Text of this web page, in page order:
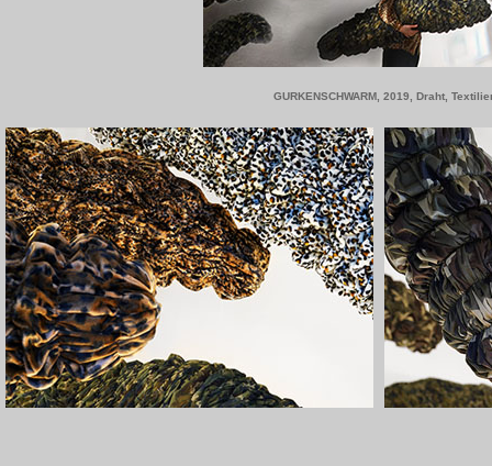
GURKENSCHWARM, 2019, Draht,